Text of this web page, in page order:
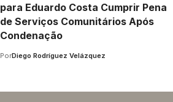
para Eduardo Costa Cumprir Pena
de Serviços Comunitários Após
Condenação
PorDiego Rodríguez Velázquez